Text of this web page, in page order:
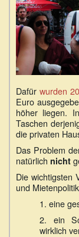
Dafür wurden
Euro
höher liegen.
Taschen
die privaten
Das Problem
natürlich nicht
Die wichtigsten
und
1. eine
2. ein
wirklich